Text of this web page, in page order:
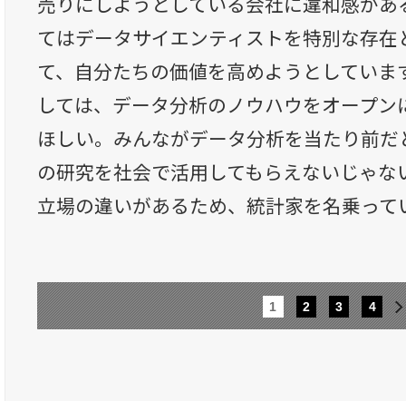
売りにしようとしている会社に違和感があ
てはデータサイエンティストを特別な存
て、自分たちの価値を高めようとしていま
しては、データ分析のノウハウをオープン
ほしい。みんながデータ分析を当たり前
の研究を社会で活用してもらえないじゃな
立場の違いがあるため、統計家を名乗って
1 2 3 4